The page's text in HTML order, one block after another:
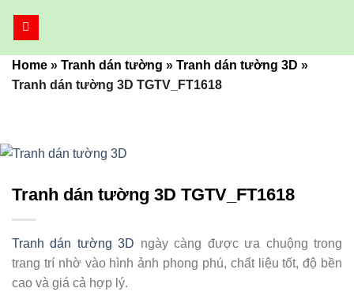
dungHome » Tranh dán tường » Tranh dán tường 3D »
Tranh dán tường 3D TGTV_FT1618
Tranh dán tường 3D TGTV_FT1618
Tranh dán tường 3D ngày càng được ưa chuộng trong
trang trí nhờ vào hình ảnh phong phú, chất liệu tốt, độ bền
cao và giá cả hợp lý.